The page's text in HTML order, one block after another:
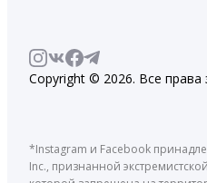
Copyright © 2026. Все
*Instagram и Facebook
Inc., признанной